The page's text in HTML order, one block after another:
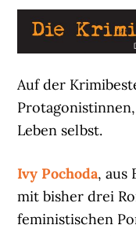
Auf der
Leben selbst.
Ivy Pochoda, aus
mit bisher drei
feministischen